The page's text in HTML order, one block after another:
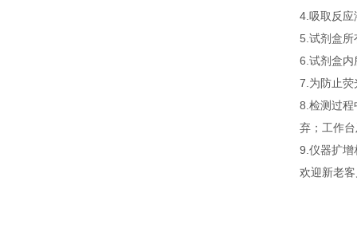
4.吸取反应
5.试剂盒所
6.试剂盒内
7.为防止荧
8.检测过程
弃；工作
9.仪器扩增
欢迎新老